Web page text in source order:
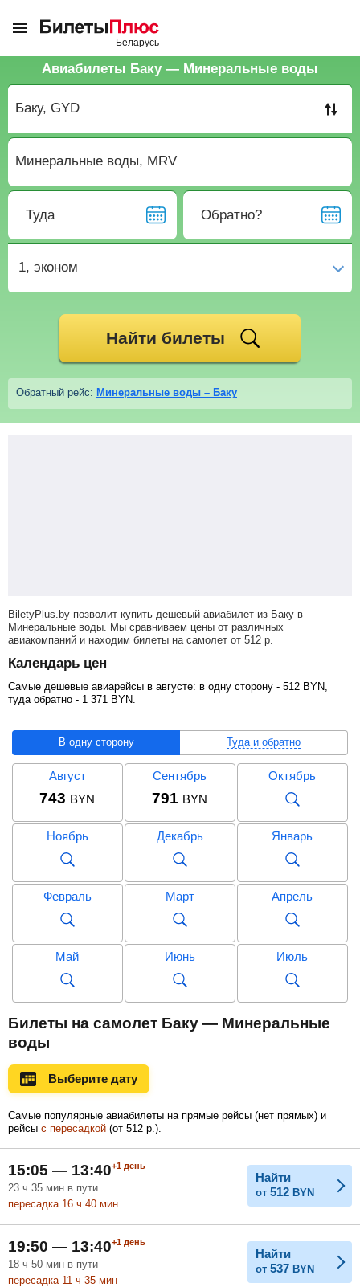
Авиабилеты Баку — Минеральные воды
Туда Обратно?
1, эконом
Найти билеты
Обратный рейс: Минеральные воды – Баку
BiletyPlus.by позволит купить дешевый авиабилет из Баку в
Минеральные воды. Мы сравниваем цены от различных
авиакомпаний и находим билеты на самолет от 512 р
Календарь цен
Самые дешевые авиарейсы в августе: в одну сторону - 512 BYN
туда обратно - 1 371 BYN
В одну сторону Туда и обратно
Август
743 BYN
Сентябрь
791 BYN
Октябрь
Ноябрь Декабрь Январь
Февраль Март Апрель
Май Июнь Июль
1 371
Сентябрь
Ноябрь
Февраль
Май Июль
Билеты на самолет Баку — Минеральные
воды
Выберите дату
Самые популярные авиабилеты на прямые рейсы (нет прямых) и
рейсы с пересадкой (от 512 р. ).
15:05 — 13:40+1 день
23 ч 35 мин в пути
пересадка 16 ч 40 мин
Найти
от 512 BYN
19:50 — 13:40+1 день
18 ч 50 мин в пути
пересадка 11 ч 35 мин
Найти
от 537 BYN